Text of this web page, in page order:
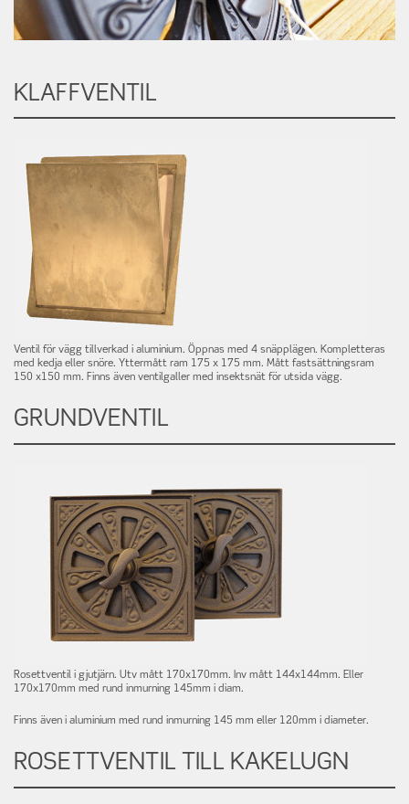
KLAFFVENTIL
Ventil för vägg tillverkad i aluminium. Öppnas med 4 snäpplägen. Kompletteras
med kedja eller snöre. Yttermått ram 175 x 175 mm. Mått fastsättningsram
150 x150 mm. Finns även ventilgaller med insektsnät för utsida vägg.
GRUNDVENTIL
Rosettventil i gjutjärn. Utv mått 170x170mm. Inv mått 144x144mm. Eller
170x170mm med rund inmurning 145mm i diam.
Finns även i aluminium med rund inmurning 145 mm eller 120mm i diameter.
ROSETTVENTIL TILL KAKELUGN